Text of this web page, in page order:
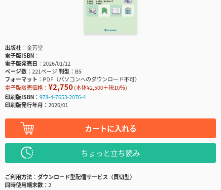
出版社
金芳堂
電子版ISBN
電子版発売日
2026/01/12
ページ数
221ページ判型
B5
フォーマット
PDF（パソコンへのダウンロード不可）
電子版販売価格： ¥2,750(本体¥2,500＋税10％)
印刷版ISBN
978-4-7653-2076-4
印刷版発行年月
2026/01
カートに入れる
ちょっと立ち読み
ご利用方法
ダウンロード型配信サービス（買切型）
同時使用端末数
2